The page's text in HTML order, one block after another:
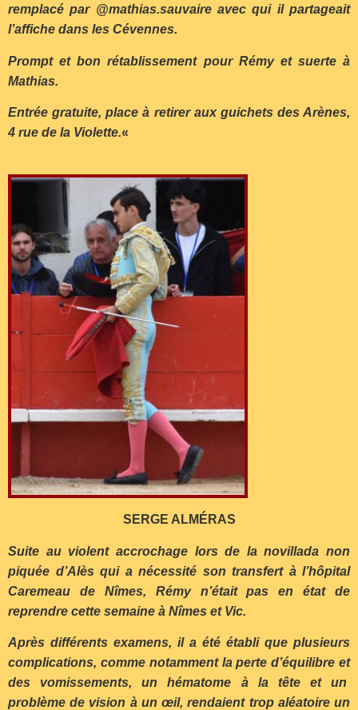
remplacé par @mathias.sauvaire avec qui il partageait
l’affiche dans les Cévennes.
Prompt et bon rétablissement pour Rémy et suerte à
Mathias.
Entrée gratuite, place à retirer aux guichets des Arènes,
4 rue de la Violette.«
SERGE ALMÉRAS
Suite au violent accrochage lors de la novillada non
piquée d’Alès qui a nécessité son transfert à l’hôpital
Caremeau de Nîmes, Rémy n’était pas en état de
reprendre cette semaine à Nîmes et Vic.
Après différents examens, il a été établi que plusieurs
complications, comme notamment la perte d’équilibre et
des vomissements, un hématome à la tête et un
problème de vision à un œil, rendaient trop aléatoire un